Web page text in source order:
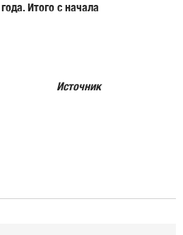
Итого с начала
Источник